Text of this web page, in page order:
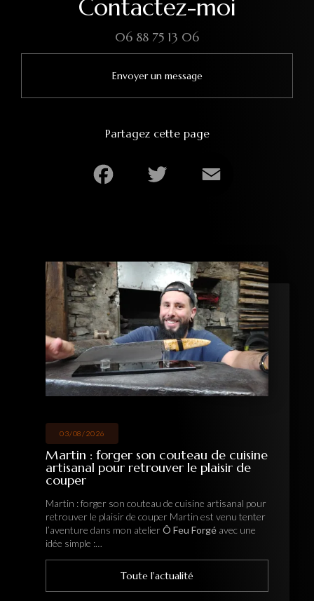
Contactez-moi
06 88 75 13 06
Envoyer un message
Partagez cette page
03/08/2026
Martin : forger son couteau de cuisine
artisanal pour retrouver le plaisir de
couper
Martin : forger son couteau de cuisine artisanal pour
retrouver le plaisir de couper Martin est venu tenter
l’aventure dans mon atelierÔ Feu Forgé avec une
idée simple :…
Toute l'actualité